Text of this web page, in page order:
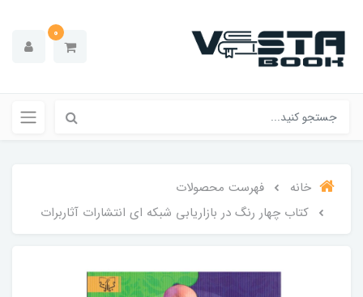
0
خانه
فهرست محصولات
کتاب چهار رنگ در بازاریابی شبکه ای انتشارات آثاربرات